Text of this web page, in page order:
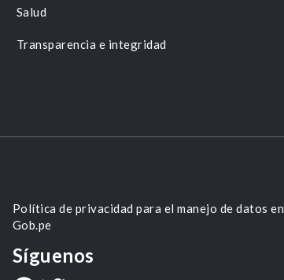
Salud
Transparencia e integridad
Política de privacidad para el manejo de datos en
Gob.pe
Síguenos